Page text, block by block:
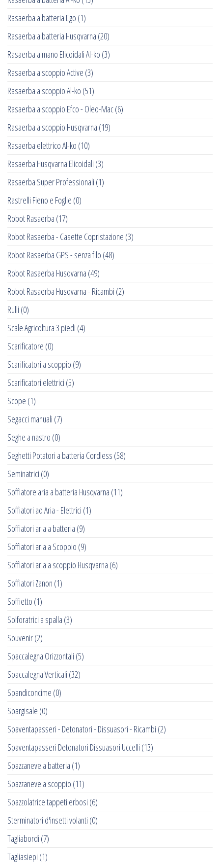
Rasaerba a batteria Ego (1)
Rasaerba a batteria Husqvarna (20)
Rasaerba a mano Elicoidali Al-ko (3)
Rasaerba a scoppio Active (3)
Rasaerba a scoppio Al-ko (51)
Rasaerba a scoppio Efco - Oleo-Mac(6)
Rasaerba a scoppio Husqvarna (19)
Rasaerba elettrico Al-ko (10)
Rasaerba Husqvarna Elicoidali (3)
Rasaerba Super Professionali (1)
Rastrelli Fieno e Foglie (0)
Robot Rasaerba (17)
Robot Rasaerba - Casette Copristazione (3)
Robot Rasaerba GPS - senza filo (48)
Robot Rasaerba Husqvarna (49)
Robot Rasaerba Husqvarna - Ricambi (2)
Rulli (0)
Scale Agricoltura 3 piedi (4)
Scarificatore (0)
Scarificatori a scoppio (9)
Scarificatori elettrici (5)
Scope (1)
Segacci manuali (7)
Seghe a nastro (0)
Seghetti Potatori a batteria Cordless (58)
Seminatrici (0)
Soffiatore aria a batteria Husqvarna (11)
Soffiatori ad Aria - Elettrici (1)
Soffiatori aria a batteria (9)
Soffiatori aria a Scoppio (9)
Soffiatori aria a scoppio Husqvarna (6)
Soffiatori Zanon (1)
Soffietto (1)
Solforatrici a spalla (3)
Souvenir(2)
Spaccalegna Orizzontali (5)
Spaccalegna Verticali (32)
Spandiconcime (0)
Spargisale (0)
Spaventapasseri - Detonatori - Dissuasori - Ricambi (2)
Spaventapasseri Detonatori Dissuasori Uccelli (13)
Spazzaneve a batteria (1)
Spazzaneve a scoppio (11)
Spazzolatrice tappeti erbosi (6)
Sterminatori d'insetti volanti (0)
Tagliabordi (7)
Tagliasiepi (1)